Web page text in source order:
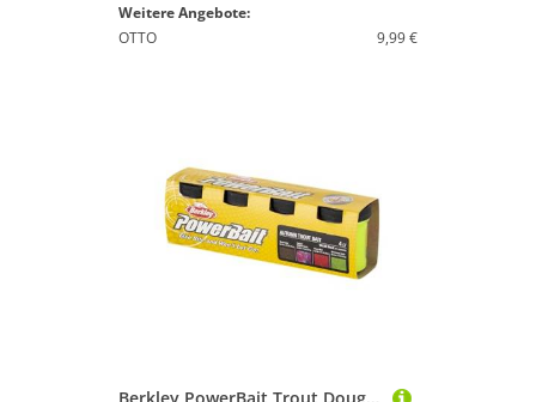
Weitere Angebote:
OTTO
9,99 €